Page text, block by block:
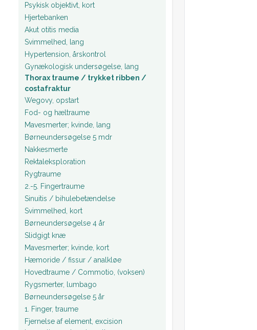
Psykisk objektivt, kort
Hjertebanken
Akut otitis media
Svimmelhed, lang
Hypertension, årskontrol
Gynækologisk undersøgelse, lang
Thorax traume / trykket ribben /
costafraktur
Wegovy, opstart
Fod- og hæltraume
Mavesmerter; kvinde, lang
Børneundersøgelse 5 mdr
Nakkesmerte
Rektaleksploration
Rygtraume
2.-5. Fingertraume
Sinuitis / bihulebetændelse
Svimmelhed, kort
Børneundersøgelse 4 år
Slidgigt knæ
Mavesmerter; kvinde, kort
Hæmoride / fissur / analkløe
Hovedtraume / Commotio, (voksen)
Rygsmerter, lumbago
Børneundersøgelse 5 år
1. Finger, traume
Fjernelse af element, excision